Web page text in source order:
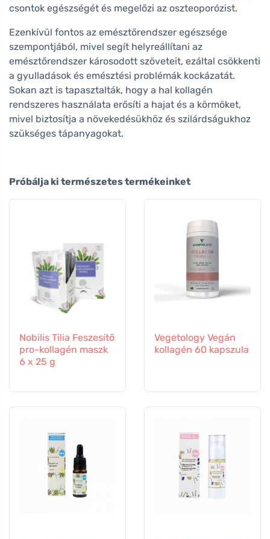
csontok egészségét és megelőzi az oszteoporózist.
Ezenkívül fontos az emésztőrendszer egészsége
szempontjából, mivel segít helyreállítani az
emésztőrendszer károsodott szöveteit, ezáltal csökkenti
a gyulladások és emésztési problémák kockázatát.
Sokan azt is tapasztalták, hogy a hal kollagén
rendszeres használata erősíti a hajat és a körmöket,
mivel biztosítja a növekedésükhöz és szilárdságukhoz
szükséges tápanyagokat.
Próbálja ki természetes termékeinket
Nobilis Tilia Feszesítő
pro-kollagén maszk
6 x 25 g
Vegetology Vegán
kollagén 60 kapszula